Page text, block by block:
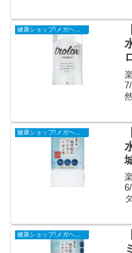
健康ショップ!メガヘルス
健康ショップ!メガヘルス